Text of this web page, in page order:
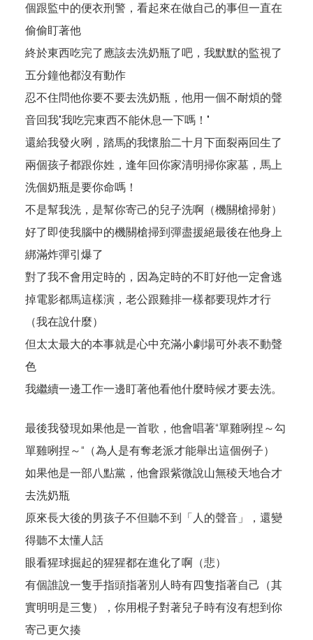
個跟監中的便衣刑警，看起來在做自己的事但一直在
偷偷盯著他
終於東西吃完了應該去洗奶瓶了吧，我默默的監視了
五分鐘他都沒有動作
忍不住問他你要不要去洗奶瓶，他用一個不耐煩的聲
音回我"我吃完東西不能休息一下嗎！ "
還給我發火咧，踏馬的我懷胎二十月下面裂兩回生了
兩個孩子都跟你姓，逢年回你家清明掃你家墓，馬上
洗個奶瓶是要你命嗎！
不是幫我洗，是幫你寄己的兒子洗啊（機關槍掃射）
好了即使我腦中的機關槍掃到彈盡援絕最後在他身上
綁滿炸彈引爆了
對了我不會用定時的，因為定時的不盯好他一定會逃
掉電影都馬這樣演，老公跟雞排一樣都要現炸才行
（我在說什麼）
但太太最大的本事就是心中充滿小劇場可外表不動聲
色
我繼續一邊工作一邊盯著他看他什麼時候才要去洗。
最後我發現如果他是一首歌，他會唱著“單雞咧捏～勾
單雞咧捏～“ （為人是有奪老派才能舉出這個例子）
如果他是一部八點黨，他會跟紫微說山無稜天地合才
去洗奶瓶
原來長大後的男孩子不但聽不到「人的聲音」，還變
得聽不太懂人話
眼看猩球掘起的猩猩都在進化了啊（悲）
有個誰說一隻手指頭指著別人時有四隻指著自己（其
實明明是三隻），你用棍子對著兒子時有沒有想到你
寄己更欠揍